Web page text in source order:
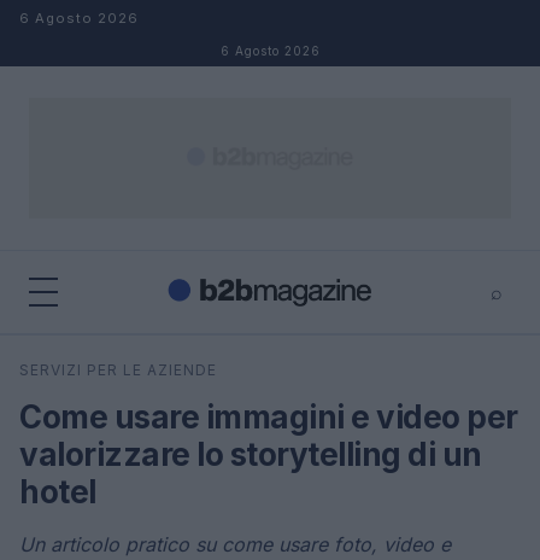
Salta al contenuto
6 Agosto 2026
6 Agosto 2026
⌕
Cerca
SERVIZI PER LE AZIENDE
Come usare immagini e video per
valorizzare lo storytelling di un
hotel
Un articolo pratico su come usare foto, video e